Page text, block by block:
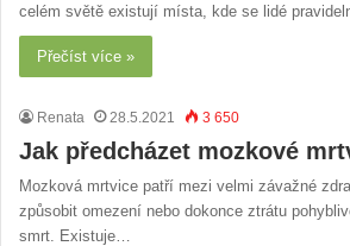
celém světě existují místa, kde se lidé
Přečíst více »
Renata 28.5.2021 3 650
Jak předcházet mozkové
Mozková mrtvice patří mezi velmi závažné
způsobit omezení nebo dokonce ztrátu
smrt. Existuje…